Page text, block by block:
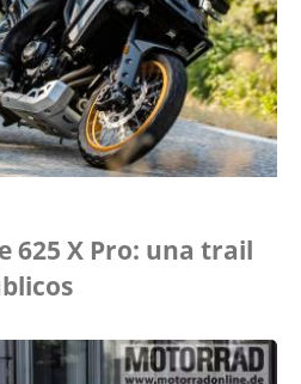
625 X Pro: una trail